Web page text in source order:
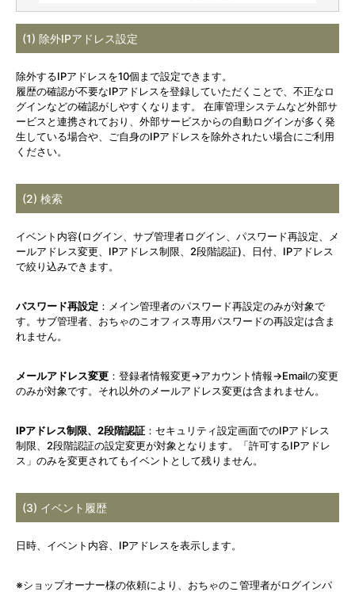
(1) 除外IPアドレス設定
除外するIPアドレスを10個まで設定できます。
履歴の確認が不要なIPアドレスを登録していただくことで、不正なロ
グインなどの確認がしやすくなります。 在庫管理システムなど外部サ
ービスと連携されており、外部サービスからの自動ログインが多く発
生している場合や、ご自身のIPアドレスを除外されたい場合にご利用
ください。
(2) 検索
イベント内容(ログイン、サブ管理者ログイン、パスワード再設定、メ
ールアドレス変更、IPアドレス制限、2段階認証)、日付、IPアドレス
で絞り込みできます。
パスワード再設定 ：メイン管理者のパスワード再設定のみが対象で
す。サブ管理者、おちゃのこオフィス専用パスワードの再設定は含ま
れません。
メールアドレス変更 ：登録者情報変更→アカウント情報→Emailの変更
のみが対象です。それ以外のメールアドレス変更は含まれません。
IPアドレス制限、2段階認証 ：セキュリティ設定画面でのIPアドレス
制限、2段階認証の設定変更が対象となります。「許可するIPアドレ
ス」のみを変更されてもイベントとして残りません。
(3) イベント履歴
日時、イベント内容、IPアドレスを表示します。
※ショップオーナー様の依頼により、おちゃのこ管理者がログインパ